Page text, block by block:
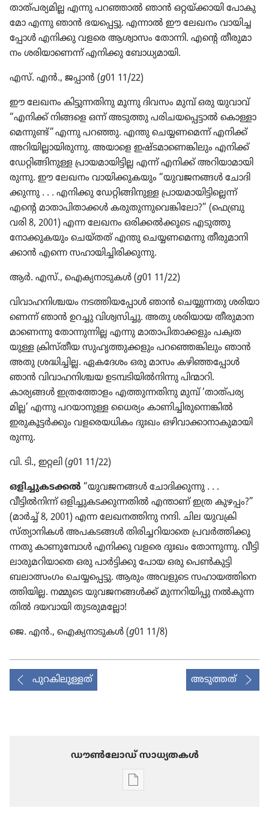
താത്‌പ​ര്യ​മില്ല എന്നു പറഞ്ഞാൽ ഞാൻ ഒറ്റയ്‌ക്കാ​യി പോകു​
മോ എന്നു ഞാൻ ഭയപ്പെട്ടു. എന്നാൽ ഈ ലേഖനം വായി​ച്ച​
പ്പോൾ എനിക്കു വളരെ ആശ്വാസം തോന്നി. എന്റെ തീരു​മാ​
നം ശരിയാ​ണെന്ന്‌ എനിക്കു ബോധ്യ​മാ​യി.
എസ്‌. എൻ., ജപ്പാൻ (g01 11/22)
ഈ ലേഖനം കിട്ടു​ന്ന​തി​നു മൂന്നു ദിവസം മുമ്പ്‌ ഒരു യുവാവ്‌
“എനിക്ക്‌ നിങ്ങളെ ഒന്ന്‌ അടുത്തു പരിച​യ​പ്പെ​ട്ടാൽ കൊള്ളാ​
മെ​ന്നുണ്ട്‌” എന്നു പറഞ്ഞു. എന്തു ചെയ്യണ​മെന്ന്‌ എനിക്ക്‌
അറിയി​ല്ലാ​യി​രു​ന്നു. അയാളെ ഇഷ്ടമാ​ണെ​ങ്കി​ലും എനിക്ക്‌
ഡേറ്റി​ങ്ങി​നുള്ള പ്രായ​മാ​യി​ട്ടില്ല എന്ന്‌ എനിക്ക്‌ അറിയാ​മാ​യി​
രു​ന്നു. ഈ ലേഖനം വായി​ക്കു​ക​യും “യുവജ​നങ്ങൾ ചോദി​
ക്കു​ന്നു . . . എനിക്കു ഡേറ്റി​ങ്ങി​നുള്ള പ്രായ​മാ​യി​ട്ടി​ല്ലെന്ന്‌
എന്റെ മാതാ​പി​താ​ക്കൾ കരുതു​ന്നു​വെ​ങ്കി​ലോ?” (ഫെബ്രു​
വരി 8, 2001) എന്ന ലേഖനം ഒരിക്കൽക്കൂ​ടെ എടുത്തു
നോക്കു​ക​യും ചെയ്‌തത്‌ എന്തു ചെയ്യണ​മെന്നു തീരു​മാ​നി​
ക്കാൻ എന്നെ സഹായി​ച്ചി​രി​ക്കു​ന്നു.
ആർ. എസ്‌., ഐക്യ​നാ​ടു​കൾ (g01 11/22)
വിവാ​ഹ​നി​ശ്ചയം നടത്തി​യ​പ്പോൾ ഞാൻ ചെയ്യു​ന്നതു ശരിയാ​
ണെന്ന്‌ ഞാൻ ഉറച്ചു വിശ്വ​സി​ച്ചു. അതു ശരിയായ തീരു​മാ​ന​
മാ​ണെന്നു തോന്നു​ന്നില്ല എന്നു മാതാ​പി​താ​ക്ക​ളും പക്വത​
യുള്ള ക്രിസ്‌തീയ സുഹൃ​ത്തു​ക്ക​ളും പറഞ്ഞെ​ങ്കി​ലും ഞാൻ
അതു ശ്രദ്ധി​ച്ചില്ല. ഏകദേശം ഒരു മാസം കഴിഞ്ഞ​പ്പോൾ
ഞാൻ വിവാ​ഹ​നി​ശ്ചയ ഉടമ്പടി​യിൽനി​ന്നു പിന്മാറി.
കാര്യങ്ങൾ ഇത്ര​ത്തോ​ളം എത്തുന്ന​തി​നു മുമ്പ്‌ ‘താത്‌പ​ര്യ​
മില്ല’ എന്നു പറയാ​നുള്ള ധൈര്യം കാണി​ച്ചി​രു​ന്നെ​ങ്കിൽ
ഇരുകൂ​ട്ടർക്കും വളരെ​യ​ധി​കം ദുഃഖം ഒഴിവാ​ക്കാ​നാ​കു​മാ​യി​
രു​ന്നു.
വി. ടി., ഇറ്റലി (g01 11/22)
ഒളിച്ചു​ക​ടക്കൽ “യുവജ​നങ്ങൾ ചോദി​ക്കു​ന്നു . . .
വീട്ടിൽനിന്ന്‌ ഒളിച്ചു​ക​ട​ക്കു​ന്ന​തിൽ എന്താണ്‌ ഇത്ര കുഴപ്പം?”
(മാർച്ച്‌ 8, 2001) എന്ന ലേഖന​ത്തി​നു നന്ദി. ചില യുവ​ക്രി​
സ്‌ത്യാ​നി​കൾ അപകടങ്ങൾ തിരി​ച്ച​റി​യാ​തെ പ്രവർത്തി​ക്കു​
ന്നതു കാണു​മ്പോൾ എനിക്കു വളരെ ദുഃഖം തോന്നു​ന്നു. വീട്ടി​
ലാ​രു​മ​റി​യാ​തെ ഒരു പാർട്ടി​ക്കു പോയ ഒരു പെൺകു​ട്ടി
ബലാത്സം​ഗം ചെയ്യ​പ്പെട്ടു. ആരും അവളുടെ സഹായ​ത്തി​നെ​
ത്തി​യില്ല. നമ്മുടെ യുവജ​ന​ങ്ങൾക്ക്‌ മുന്നറി​യി​പ്പു നൽകു​ന്ന​
തിൽ ദയവായി തുടരു​മ​ല്ലോ!
ജെ. എൻ., ഐക്യ​നാ​ടു​കൾ (g01 11/8)
പുറകിലുള്ളത് അടുത്തത്
ഡൗണ്‍ലോഡ് സാധ്യതകള്‍
പ്രസിദ്ധീകരണങ്ങൾ